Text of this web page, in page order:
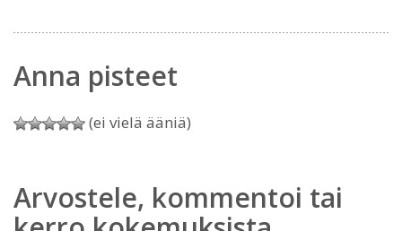
Anna pisteet
(ei vielä ääniä)
Arvostele, kommentoi tai